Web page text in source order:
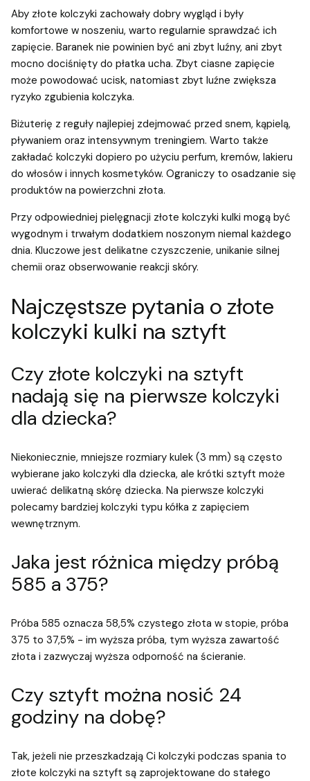
Aby złote kolczyki zachowały dobry wygląd i były
komfortowe w noszeniu, warto regularnie sprawdzać ich
zapięcie. Baranek nie powinien być ani zbyt luźny, ani zbyt
mocno dociśnięty do płatka ucha. Zbyt ciasne zapięcie
może powodować ucisk, natomiast zbyt luźne zwiększa
ryzyko zgubienia kolczyka.
Biżuterię z reguły najlepiej zdejmować przed snem, kąpielą,
pływaniem oraz intensywnym treningiem. Warto także
zakładać kolczyki dopiero po użyciu perfum, kremów, lakieru
do włosów i innych kosmetyków. Ograniczy to osadzanie się
produktów na powierzchni złota.
Przy odpowiedniej pielęgnacji złote kolczyki kulki mogą być
wygodnym i trwałym dodatkiem noszonym niemal każdego
dnia. Kluczowe jest delikatne czyszczenie, unikanie silnej
chemii oraz obserwowanie reakcji skóry.
Najczęstsze pytania o złote
kolczyki kulki na sztyft
Czy złote kolczyki na sztyft
nadają się na pierwsze kolczyki
dla dziecka?
Niekoniecznie, mniejsze rozmiary kulek (3 mm) są często
wybierane jako kolczyki dla dziecka, ale krótki sztyft może
uwierać delikatną skórę dziecka. Na pierwsze kolczyki
polecamy bardziej kolczyki typu kółka z zapięciem
wewnętrznym.
Jaka jest różnica między próbą
585 a 375?
Próba 585 oznacza 58,5% czystego złota w stopie, próba
375 to 37,5% - im wyższa próba, tym wyższa zawartość
złota i zazwyczaj wyższa odporność na ścieranie.
Czy sztyft można nosić 24
godziny na dobę?
Tak, jeżeli nie przeszkadzają Ci kolczyki podczas spania to
złote kolczyki na sztyft są zaprojektowane do stałego